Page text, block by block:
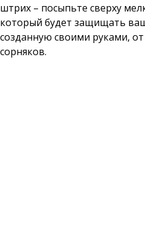
штрих – посыпьте сверху
который будет защищать
созданную своими руками,
сорняков.